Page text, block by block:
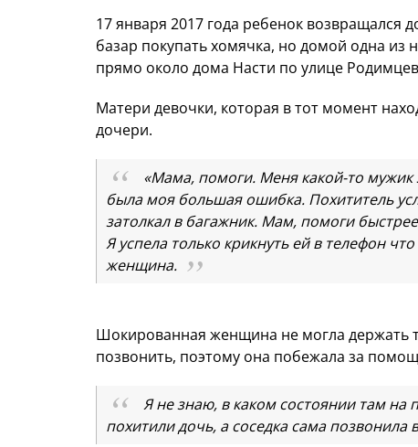
17 января 2017 года ребенок возвращался
базар покупать хомячка, но домой одна из
прямо около дома Насти по улице
Матери девочки, которая в тот момент
дочери.
«Мама, помоги. Меня какой-то мужик
была моя большая ошибка. Похититель
затолкал в багажник. Мам, помоги
Я успела только крикнуть ей в телефон
женщина.
Шокированная женщина не могла держать
позвонить, поэтому она побежала за
Я не знаю, в каком состоянии там на
похитили дочь, а соседка сама позвонила